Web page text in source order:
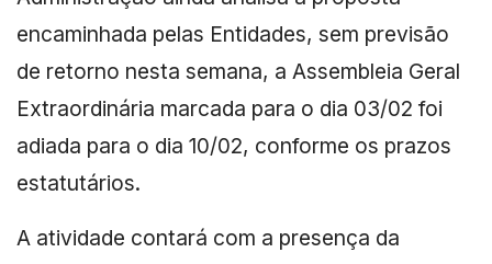
encaminhada pelas Entidades, sem previsão
de retorno nesta semana, a Assembleia Geral
Extraordinária marcada para o dia 03/02 foi
adiada para o dia 10/02, conforme os prazos
estatutários.
A atividade contará com a presença da